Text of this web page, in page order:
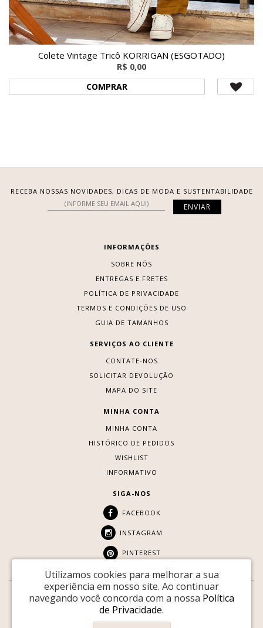
Colete Vintage Tricô KORRIGAN (ESGOTADO)
R$ 0,00
COMPRAR
RECEBA NOSSAS NOVIDADES, DICAS DE MODA E SUSTENTABILIDADE
INFORMAÇÕES
SOBRE NÓS
ENTREGAS E FRETES
POLÍTICA DE PRIVACIDADE
TERMOS E CONDIÇÕES DE USO
GUIA DE TAMANHOS
SERVIÇOS AO CLIENTE
CONTATE-NOS
SOLICITAR DEVOLUÇÃO
MAPA DO SITE
MINHA CONTA
MINHA CONTA
HISTÓRICO DE PEDIDOS
WISHLIST
INFORMATIVO
SIGA-NOS
FACEBOOK
INSTAGRAM
PINTEREST
SITE SEGURO:
Youtopia © 2026 |Desenvolvido por
Utilizamos cookies para melhorar a sua
experiência em nosso site. Ao continuar
navegando você concorda com a nossa Política
de Privacidade.